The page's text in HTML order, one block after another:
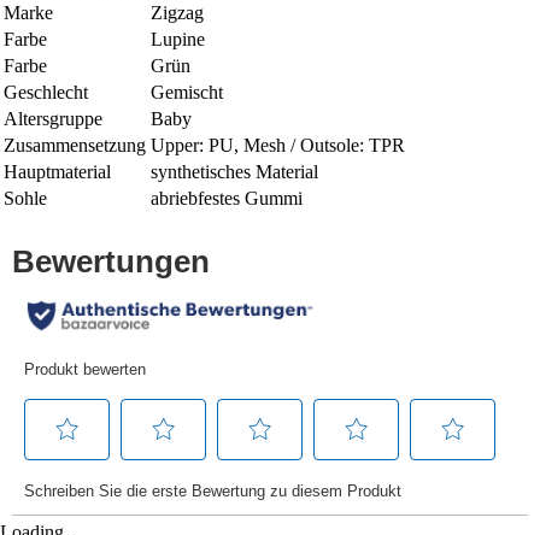
Marke
Zigzag
Farbe
Lupine
Farbe
Grün
Geschlecht
Gemischt
Altersgruppe
Baby
Zusammensetzung Upper: PU, Mesh / Outsole: TPR
Hauptmaterial
synthetisches Material
Sohle
abriebfestes Gummi